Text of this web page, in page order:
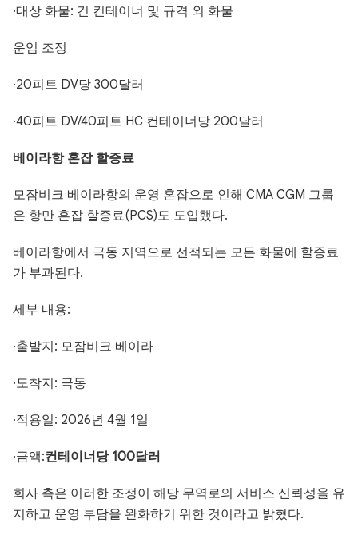
·대상 화물: 건 컨테이너 및 규격 외 화물
운임 조정
·20피트 DV당 300달러
·40피트 DV/40피트 HC 컨테이너당 200달러
베이라항 혼잡 할증료
모잠비크 베이라항의 운영 혼잡으로 인해 CMA CGM 그룹
은 항만 혼잡 할증료(PCS)도 도입했다.
베이라항에서 극동 지역으로 선적되는 모든 화물에 할증료
가 부과된다.
세부 내용:
·출발지: 모잠비크 베이라
·도착지: 극동
·적용일: 2026년 4월 1일
·금액:컨테이너당 100달러
회사 측은 이러한 조정이 해당 무역로의 서비스 신뢰성을 유
지하고 운영 부담을 완화하기 위한 것이라고 밝혔다.